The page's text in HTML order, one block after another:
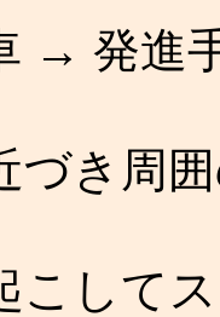
→ 発進
き周
して